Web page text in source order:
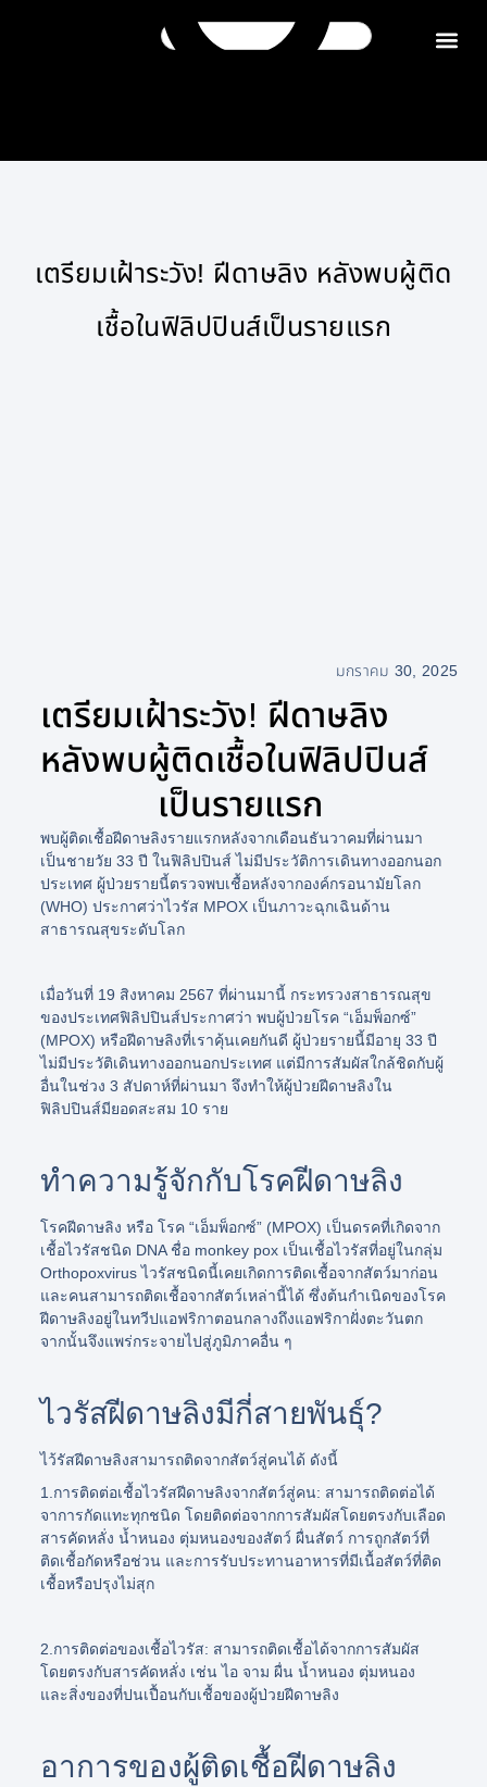
เตรียมเฝ้าระวัง! ฝีดาษลิง หลังพบผู้ติด
เชื้อในฟิลิปปินส์เป็นรายแรก
มกราคม 30, 2025
เตรียมเฝ้าระวัง! ฝีดาษลิง
หลังพบผู้ติดเชื้อในฟิลิปปินส์
เป็นรายแรก
พบผู้ติดเชื้อฝีดาษลิงรายแรกหลังจากเดือนธันวาคมที่ผ่านมา
เป็นชายวัย 33 ปี ในฟิลิปปินส์ ไม่มีประวัติการเดินทางออกนอก
ประเทศ ผู้ป่วยรายนี้ตรวจพบเชื้อหลังจากองค์กรอนามัยโลก
(WHO) ประกาศว่าไวรัส MPOX เป็นภาวะฉุกเฉินด้าน
สาธารณสุขระดับโลก
เมื่อวันที่ 19 สิงหาคม 2567 ที่ผ่านมานี้ กระทรวงสาธารณสุข
ของประเทศฟิลิปปินส์ประกาศว่า พบผู้ป่วยโรค “เอ็มพ็อกซ์”
(MPOX) หรือฝีดาษลิงที่เราคุ้นเคยกันดี ผู้ป่วยรายนี้มีอายุ 33 ปี
ไม่มีประวัติเดินทางออกนอกประเทศ แต่มีการสัมผัสใกล้ชิดกับผู้
อื่นในช่วง 3 สัปดาห์ที่ผ่านมา จึงทำให้ผู้ป่วยฝีดาษลิงใน
ฟิลิปปินส์มียอดสะสม 10 ราย
ทำความรู้จักกับโรคฝีดาษลิง
โรคฝีดาษลิง หรือ โรค “เอ็มพ็อกซ์” (MPOX) เป็นดรคที่เกิดจาก
เชื้อไวรัสชนิด DNA ชื่อ monkey pox เป็นเชื้อไวรัสที่อยู่ในกลุ่ม
Orthopoxvirus ไวรัสชนิดนี้เคยเกิดการติดเชื้อจากสัตว์มาก่อน
และคนสามารถติดเชื้อจากสัตว์เหล่านี้ได้ ซึ่งต้นกำเนิดของโรค
ฝีดาษลิงอยู่ในทวีปแอฟริกาตอนกลางถึงแอฟริกาฝั่งตะวันตก
จากนั้นจึงแพร่กระจายไปสู่ภูมิภาคอื่น ๆ
ไวรัสฝีดาษลิงมีกี่สายพันธุ์?
ไว้รัสฝีดาษลิงสามารถติดจากสัตว์สู่คนได้ ดังนี้
1.การติดต่อเชื้อไวรัสฝีดาษลิงจากสัตว์สู่คน: สามารถติดต่อได้
จาการกัดแทะทุกชนิด โดยติดต่อจากการสัมผัสโดยตรงกับเลือด
สารคัดหลั่ง น้ำหนอง ตุ่มหนองของสัตว์ ผื่นสัตว์ การถูกสัตว์ที่
ติดเชื้อกัดหรือช่วน และการรับประทานอาหารที่มีเนื้อสัตว์ที่ติด
เชื้อหรือปรุงไม่สุก
2.การติดต่อของเชื้อไวรัส: สามารถติดเชื้อได้จากการสัมผัส
โดยตรงกับสารคัดหลั่ง เช่น ไอ จาม ผื่น น้ำหนอง ตุ่มหนอง
และสิ่งของที่ปนเปื้อนกับเชื้อของผู้ป่วยฝีดาษลิง
อาการของผู้ติดเชื้อฝีดาษลิง